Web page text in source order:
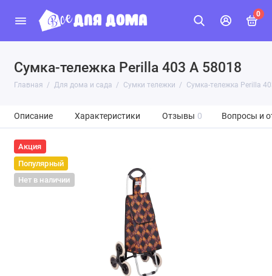
0
Сумка-тележка Perilla 403 A 58018
Главная Для дома и сада Сумки тележки Сумка-тележка Perilla
Описание Характеристики Отзывы 0 Вопросы и
Акция
Популярный
Нет в наличии